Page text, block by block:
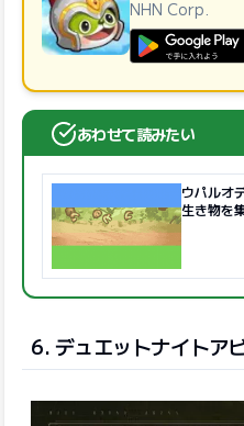
NHN Corp.
あわせて読みたい
ウパルオ
生き物を
6. デュエットナイトア